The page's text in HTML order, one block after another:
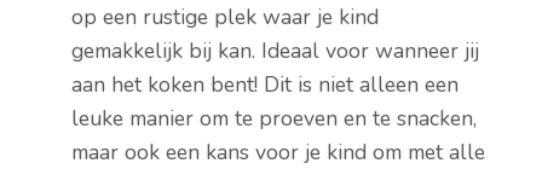
op een rustige plek waar je kind
gemakkelijk bij kan. Ideaal voor wanneer jij
aan het koken bent! Dit is niet alleen een
leuke manier om te proeven en te snacken,
maar ook een kans voor je kind om met alle